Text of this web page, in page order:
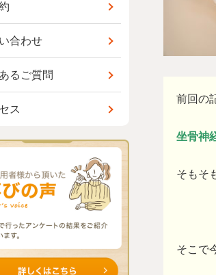
前回の
坐骨神
そもそ
そこで
合わせ
るご質問
ス